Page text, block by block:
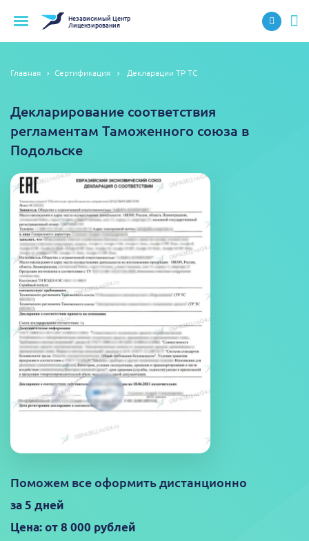
НезависимыйЦентр
Лицензирования
Главная Сертификация Декларации ТР ТС
Декларирование соответствия
регламентам Таможенного союза в
Подольске
Поможем все оформить дистанционно
за 5 дней
Цена: от 8 000 рублей